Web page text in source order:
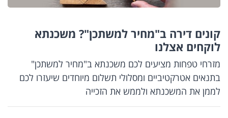
קונים דירה ב"מחיר למשתכן"? משכנתא
לוקחים אצלנו
מזרחי טפחות מציעים לכם משכנתא ב"מחיר למשתכן"
בתנאים אטרקטיביים ומסלולי תשלום מיוחדים שיעזרו לכם
לממן את המשכנתא ולממש את הזכייה